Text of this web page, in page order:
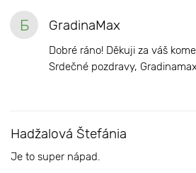
Б GradinaMax
Dobré ráno! Děkuji za váš
Srdečné pozdravy,
Hadžalová Štefánia
Je to super nápad.